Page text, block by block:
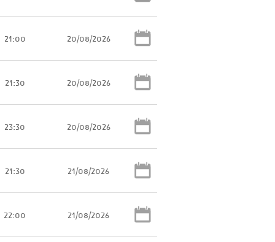
20/08/2026
21:00
20/08/2026
21:30
20/08/2026
23:30
21/08/2026
21:30
21/08/2026
22:00